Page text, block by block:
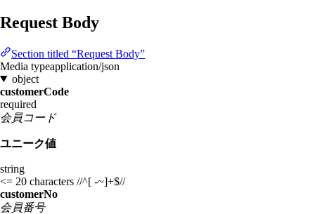
Request Body
Section titled “Request Body”
Media typeapplication/json
object
customerCode
required
会員コード
ユニーク値
string
<= 20 characters //^[ -~]+$//
customerNo
会員番号